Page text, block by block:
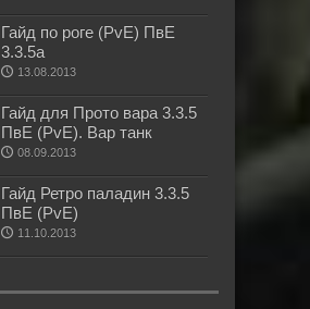
Гайд по роге (PvE) ПвЕ
3.3.5а
13.08.2013
Гайд для Прото вара 3.3.5
ПвЕ (PvE). Вар танк
08.09.2013
Гайд Ретро паладин 3.3.5
ПвЕ (PvE)
11.10.2013